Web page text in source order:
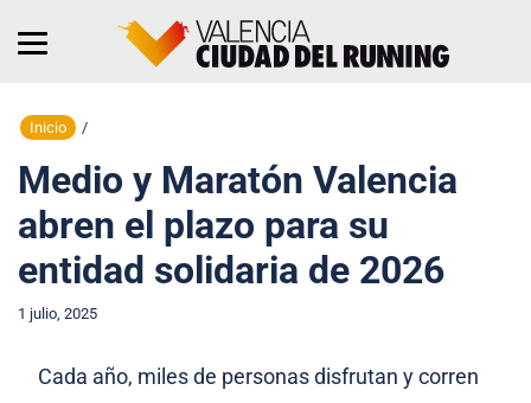
Inicio /
Medio y Maratón Valencia
abren el plazo para su
entidad solidaria de 2026
1 julio, 2025
Cada año, miles de personas disfrutan y corren